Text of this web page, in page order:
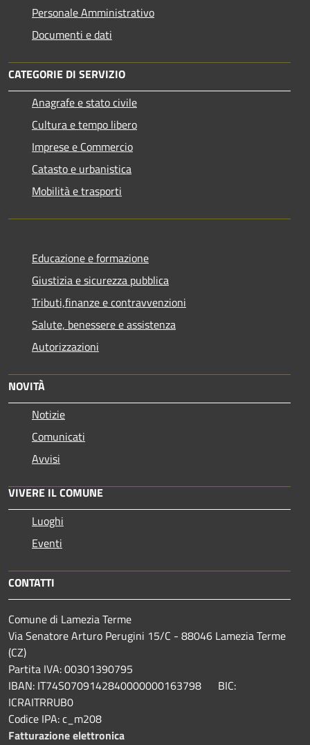
Personale Amministrativo
Documenti e dati
CATEGORIE DI SERVIZIO
Anagrafe e stato civile
Cultura e tempo libero
Imprese e Commercio
Catasto e urbanistica
Mobilità e trasporti
Educazione e formazione
Giustizia e sicurezza pubblica
Tributi,finanze e contravvenzioni
Salute, benessere e assistenza
Autorizzazioni
NOVITÀ
Notizie
Comunicati
Avvisi
VIVERE IL COMUNE
Luoghi
Eventi
CONTATTI
Comune di Lamezia Terme
Via Senatore Arturo Perugini 15/C - 88046 Lamezia Terme
(CZ)
Partita IVA: 00301390795
IBAN: IT74S0709142840000000163798 BIC:
ICRAITRRUB0
Codice IPA: c_m208
Fatturazione elettronica